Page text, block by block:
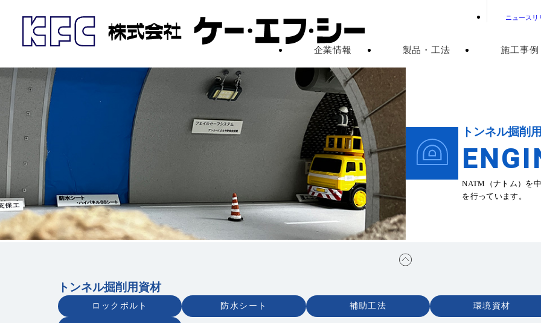
企業情報 製品・工法 施工事例
ニュースリ
トンネル掘削
NATM（ナトム）を
を行っています。
トンネル掘削用資材
ロックボルト 防水シート 補助工法 環境資材